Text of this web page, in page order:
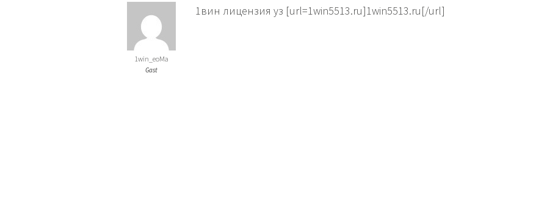
1win_eoMa
Gast
1вин лицензия уз [url=1win5513.ru]1win5513.ru[/url]